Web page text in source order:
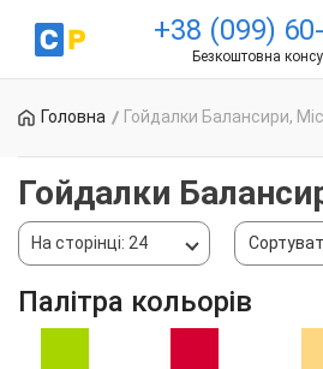
+38 (099)
Безкоштовна
Головна Гойдалки Балансири,
Гойдалки
На сторінці: 24
Палітра кольорів